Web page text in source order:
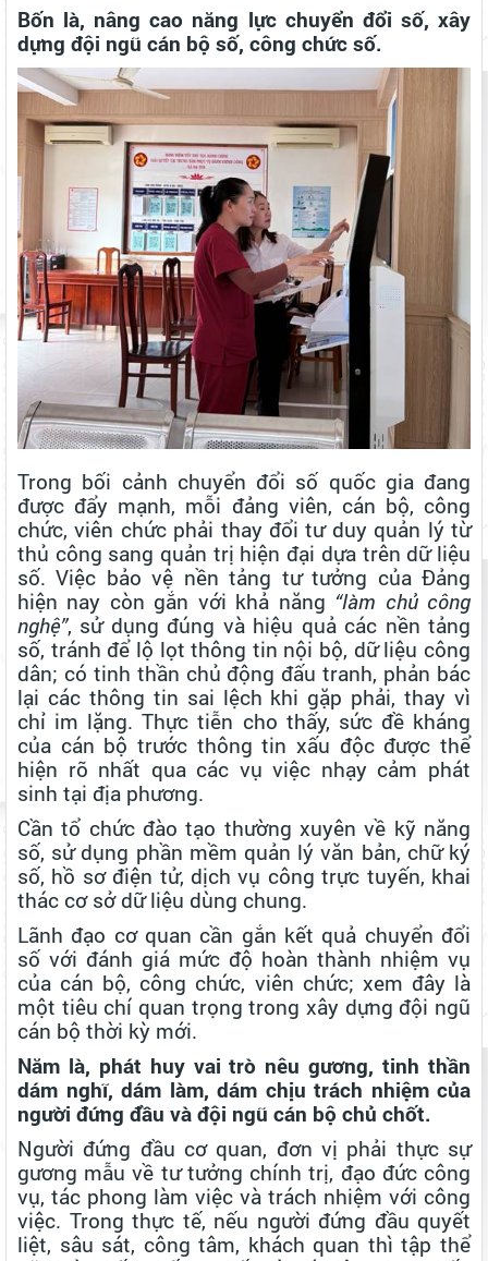
Bốn là, nâng cao năng lực chuyển đổi số, xây
dựng đội ngũ cán bộ số, công chức số.
Trong bối cảnh chuyển đổi số quốc gia đang
được đẩy mạnh, mỗi đảng viên, cán bộ, công
chức, viên chức phải thay đổi tư duy quản lý từ
thủ công sang quản trị hiện đại dựa trên dữ liệu
số. Việc bảo vệ nền tảng tư tưởng của Đảng
hiện nay còn gắn với khả năng “làm chủ công
nghệ”, sử dụng đúng và hiệu quả các nền tảng
số, tránh để lộ lọt thông tin nội bộ, dữ liệu công
dân; có tinh thần chủ động đấu tranh, phản bác
lại các thông tin sai lệch khi gặp phải, thay vì
chỉ im lặng. Thực tiễn cho thấy, sức đề kháng
của cán bộ trước thông tin xấu độc được thể
hiện rõ nhất qua các vụ việc nhạy cảm phát
sinh tại địa phương.
Cần tổ chức đào tạo thường xuyên về kỹ năng
số, sử dụng phần mềm quản lý văn bản, chữ ký
số, hồ sơ điện tử, dịch vụ công trực tuyến, khai
thác cơ sở dữ liệu dùng chung.
Lãnh đạo cơ quan cần gắn kết quả chuyển đổi
số với đánh giá mức độ hoàn thành nhiệm vụ
của cán bộ, công chức, viên chức; xem đây là
một tiêu chí quan trọng trong xây dựng đội ngũ
cán bộ thời kỳ mới.
Năm là, phát huy vai trò nêu gương, tinh thần
dám nghĩ, dám làm, dám chịu trách nhiệm của
người đứng đầu và đội ngũ cán bộ chủ chốt.
Người đứng đầu cơ quan, đơn vị phải thực sự
gương mẫu về tư tưởng chính trị, đạo đức công
vụ, tác phong làm việc và trách nhiệm với công
việc. Trong thực tế, nếu người đứng đầu quyết
liệt, sâu sát, công tâm, khách quan thì tập thể